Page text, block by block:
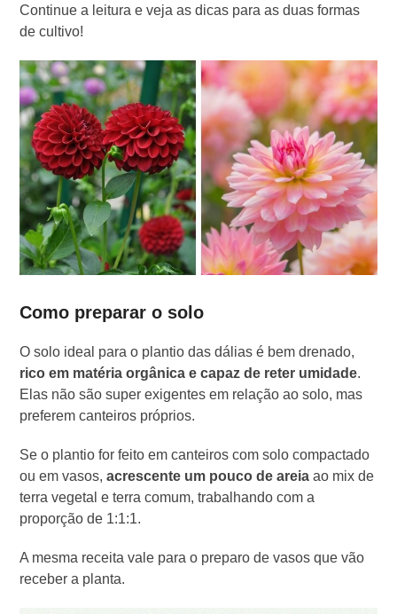
Continue a leitura e veja as dicas para as duas formas
de cultivo!
Como preparar o solo
O solo ideal para o plantio das dálias é bem drenado,
rico em matéria orgânica e capaz de reter umidade.
Elas não são super exigentes em relação ao solo, mas
preferem canteiros próprios.
Se o plantio for feito em canteiros com solo compactado
ou em vasos,acrescente um pouco de areia ao mix de
terra vegetal e terra comum, trabalhando com a
proporção de 1:1:1.
A mesma receita vale para o preparo de vasos que vão
receber a planta.